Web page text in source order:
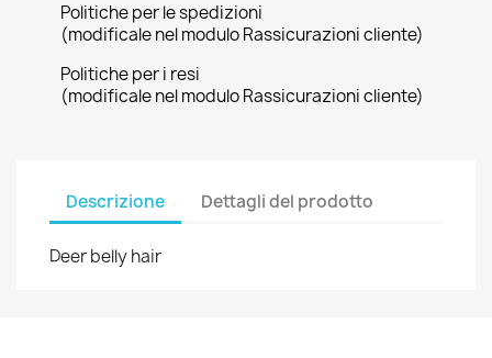
Politiche per le spedizioni
(modificale nel modulo Rassicurazioni cliente)
Politiche per i resi
(modificale nel modulo Rassicurazioni cliente)
Descrizione Dettagli del prodotto
Deer belly hair